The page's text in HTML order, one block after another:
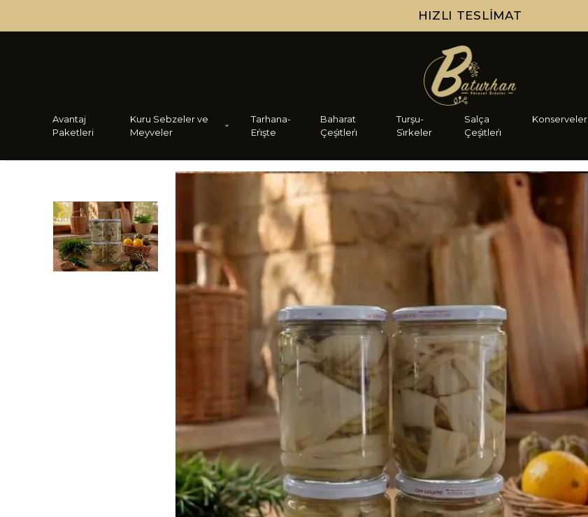
HIZLI TESLIMAT
Avantaj
Paketleri
Kuru Sebzeler ve
Meyveler
Tarhana-
Eri̇şte
Baharat
Çeşi̇tleri̇
Turşu-
Si̇rkeler
Salça
Çeşi̇tleri̇
Konserveler